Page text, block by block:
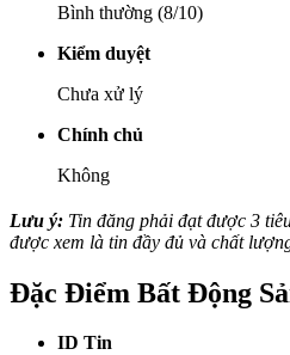
Bình thường (8/10)
Kiểm duyệt
Chưa xử lý
Chính chủ
Không
Lưu ý: Tin đăng phải đạt được 3
được xem là tin đầy đủ và chất
Đặc Điểm Bất Động
ID Tin